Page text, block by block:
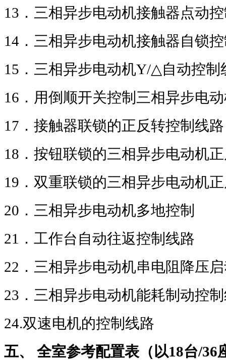
13 ．三相异步电动机接触器点动
14 ．三相异步电动机接触器自锁
15 ．三相异步电动机Y/△自动控制
16 ．用倒顺开关控制三相异步电
17 ．接触器联锁的正反转控制线路
18 ．按钮联锁的三相异步电动机
19 ．双重联锁的三相异步电动机
20 ．三相异步电动机多地控制
21 ．工作台自动往返控制线路
22 ．三相异步电动机串电阻降压
23 ．三相异步电动机能耗制动控
24.双速电机的控制线路
五、 全室参考配置表（以18台/36